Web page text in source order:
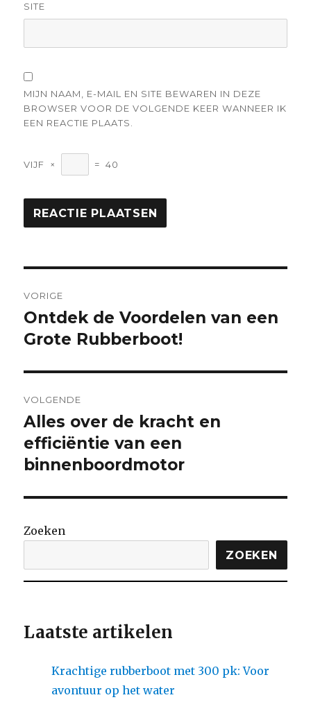
SITE
MIJN NAAM, E-MAIL EN SITE BEWAREN IN DEZE
BROWSER VOOR DE VOLGENDE KEER WANNEER IK
EEN REACTIE PLAATS.
VIJF × = 40
VORIGE
Vorige
bericht:
Ontdek de Voordelen van een
Grote Rubberboot!
VOLGENDE
Volgende
bericht:
Alles over de kracht en
efficiëntie van een
binnenboordmotor
Zoeken
ZOEKEN
Laatste artikelen
Krachtige rubberboot met 300 pk: Voor
avontuur op het water